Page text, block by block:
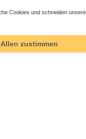
Cookies und schneiden
Allen zustimmen